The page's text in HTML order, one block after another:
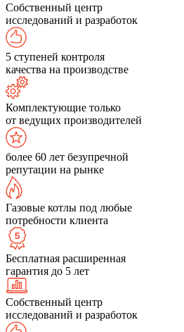
Собственный центр
исследований и разработок
5 ступеней контроля
качества на производстве
Комплектующие только
от ведущих производителей
более 60 лет безупречной
репутации на рынке
Газовые котлы под любые
потребности клиента
Бесплатная расширенная
гарантия до 5 лет
Собственный центр
исследований и разработок